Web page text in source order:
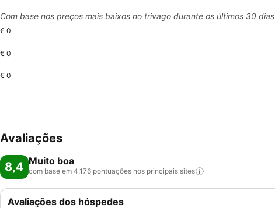
Com base nos preços mais baixos no trivago durante os últimos 30 dias
€ 0
€ 0
€ 0
Avaliações
8,4 Muito boa
com base em 4.176 pontuações nos principais sites
Avaliações dos hóspedes